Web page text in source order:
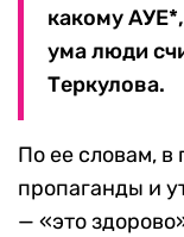
какому
ума люди
Теркулова.
По ее словам,
пропаганды и
— «это